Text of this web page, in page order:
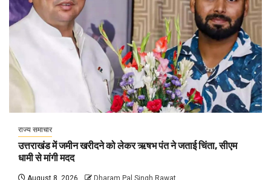
राज्य समाचार
उत्तराखंड में जमीन खरीदने को लेकर ऋषभ पंत ने जताई चिंता, सीएम
धामी से मांगी मदद
August 8, 2026 Dharam Pal Singh Rawat